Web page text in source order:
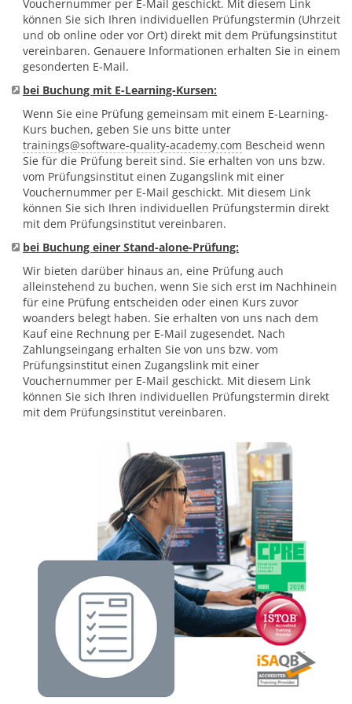
Vouchernummer per E-Mail geschickt. Mit diesem Link
können Sie sich Ihren individuellen Prüfungstermin (Uhrzeit
und ob online oder vor Ort) direkt mit dem Prüfungsinstitut
vereinbaren. Genauere Informationen erhalten Sie in einem
gesonderten E-Mail.
bei Buchung mit E-Learning-Kursen:
Wenn Sie eine Prüfung gemeinsam mit einem E-Learning-
Kurs buchen, geben Sie uns bitte unter
trainings@software-quality-academy.com Bescheid wenn
Sie für die Prüfung bereit sind. Sie erhalten von uns bzw.
vom Prüfungsinstitut einen Zugangslink mit einer
Vouchernummer per E-Mail geschickt. Mit diesem Link
können Sie sich Ihren individuellen Prüfungstermin direkt
mit dem Prüfungsinstitut vereinbaren.
bei Buchung einer Stand-alone-Prüfung:
Wir bieten darüber hinaus an, eine Prüfung auch
alleinstehend zu buchen, wenn Sie sich erst im Nachhinein
für eine Prüfung entscheiden oder einen Kurs zuvor
woanders belegt haben. Sie erhalten von uns nach dem
Kauf eine Rechnung per E-Mail zugesendet. Nach
Zahlungseingang erhalten Sie von uns bzw. vom
Prüfungsinstitut einen Zugangslink mit einer
Vouchernummer per E-Mail geschickt. Mit diesem Link
können Sie sich Ihren individuellen Prüfungstermin direkt
mit dem Prüfungsinstitut vereinbaren.